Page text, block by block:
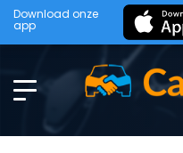
Download onze
app